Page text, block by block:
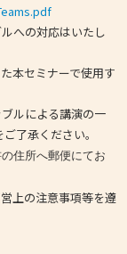
への対応はいたし
本セミナーで使用す
ルによる講演の一
了承ください。
住所へ郵便にてお
上の注意事項等を遵